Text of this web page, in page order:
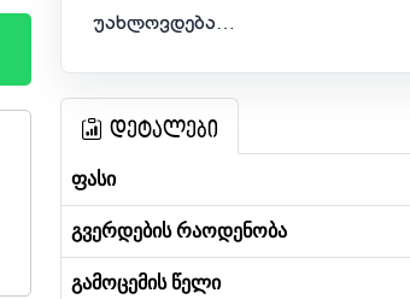
უახლოვდება…
დეტალები
ფასი
გვერდების რაოდენობა
გამოცემის წელი